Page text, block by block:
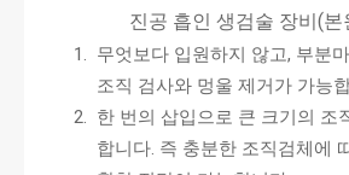
진공 흡인 생검술 장비(본
무엇보다 입원하지 않고, 부분
조직 검사와 멍울 제거가 가능
한 번의 삽입으로 큰 크기의 조
합니다. 즉 충분한 조직검체에